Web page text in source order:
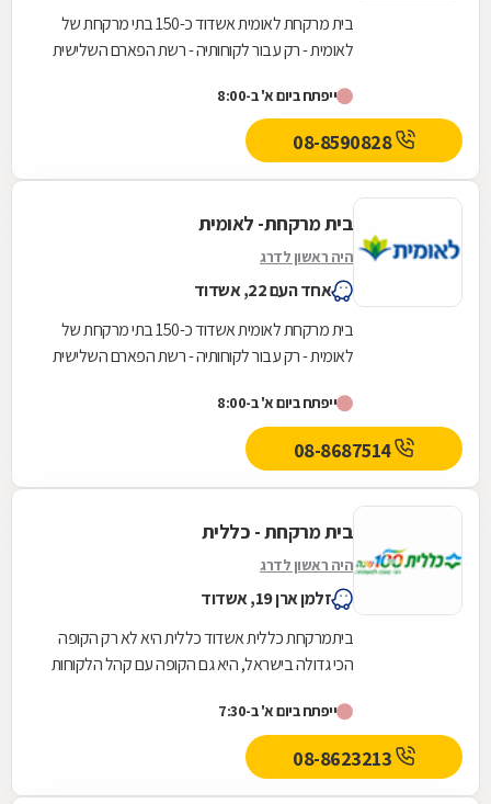
בית מרקחת לאומית אשדוד כ-150 בתי מרקחת של
לאומית - רק עבור לקוחותיה - רשת הפארם השלישית
ייפתח ביום א' ב-8:00
08-8590828
בית מרקחת- לאומית
היה ראשון לדרג
אחד העם 22, אשדוד
בית מרקחת לאומית אשדוד כ-150 בתי מרקחת של
לאומית - רק עבור לקוחותיה - רשת הפארם השלישית
ייפתח ביום א' ב-8:00
08-8687514
בית מרקחת - כללית
היה ראשון לדרג
זלמן ארן 19, אשדוד
ביתמרקחת כללית אשדוד כללית היא לא רק הקופה
הכי גדולה בישראל, היא גם הקופה עם קהל הלקוחות
שירות...
ייפתח ביום א' ב-7:30